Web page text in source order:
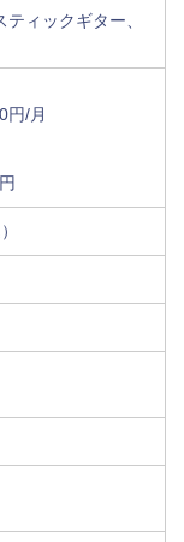
ィックギター、
円/月